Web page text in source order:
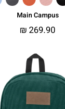
Main Campus
₪269.90